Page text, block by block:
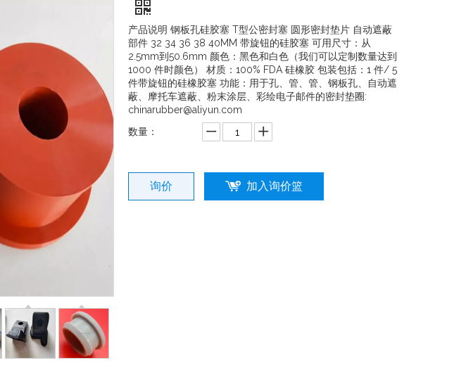
产品说明 钢板孔硅胶塞 T型公密封塞 圆形密封垫片 自动遮蔽
部件 32 34 36 38 40MM 带旋钮的硅胶塞 可用尺寸：从
2.5mm到50.6mm 颜色：黑色和白色（我们可以定制数量达到
1000 件时颜色） 材质：100% FDA 硅橡胶 包装包括：1 件/ 5
件带旋钮的硅橡胶塞 功能：用于孔、管、管、钢板孔、自动遮
蔽、摩托车遮蔽、粉末涂层、彩绘电子邮件的密封垫圈:
chinarubber@aliyun.com
数量：
询价 加入询价篮